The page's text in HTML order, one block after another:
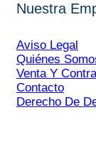
Nuestra
Aviso Legal
Quiénes
Venta Y
Contacto
Derecho De